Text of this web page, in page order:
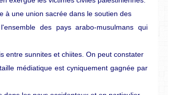
à une union sacrée dans le soutien des
des pays arabo-musulmans qui
entre sunnites et chiites. On peut constater
médiatique est cyniquement gagnée par